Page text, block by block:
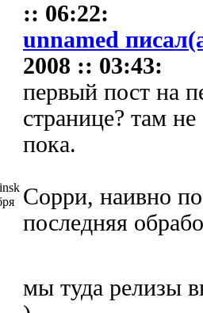
:: 06:22:
unnamed
2008 :: 03:43:
первый пост на
странице? там
пока.
Сорри, наивно
последняя
мы туда релизы